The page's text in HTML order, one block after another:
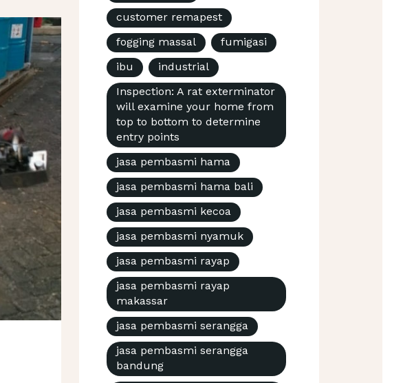
customer remapest
fogging massal
fumigasi
ibu
industrial
Inspection: A rat exterminator
will examine your home from
top to bottom to determine
entry points
jasa pembasmi hama
jasa pembasmi hama bali
jasa pembasmi kecoa
jasa pembasmi nyamuk
jasa pembasmi rayap
jasa pembasmi rayap
makassar
jasa pembasmi serangga
jasa pembasmi serangga
bandung